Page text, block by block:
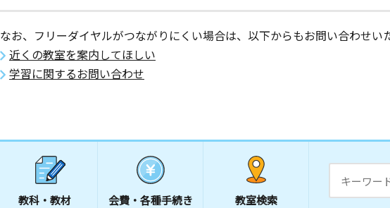
なお、フリーダイヤルがつながりにくい場合は、以下からもお問い合わせい
近くの教室を案内してほしい
学習に関するお問い合わせ
教科・教材 会費・ 各種手続き 教室検索